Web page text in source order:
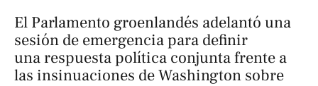
El Parlamento groenlandés adelantó una
sesión de emergencia para definir
una respuesta política conjunta frente a
las insinuaciones de Washington sobre